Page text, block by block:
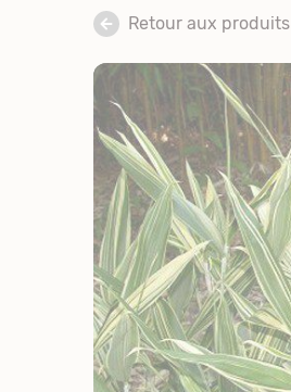
Retour aux produits